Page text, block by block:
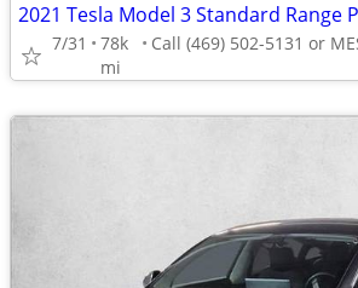
7/31
78k
mi